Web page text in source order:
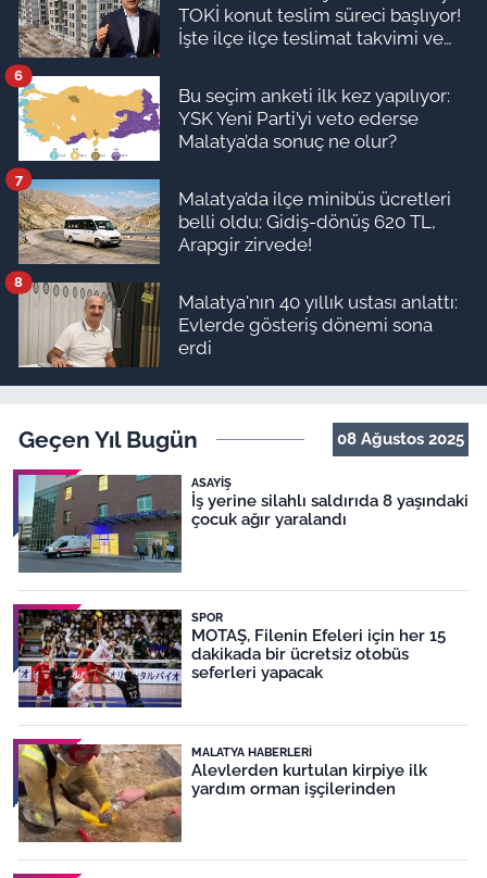
TOKİ konut teslim süreci başlıyor!
İşte ilçe ilçe teslimat takvimi ve
Bu seçim anketi ilk kez yapılıyor:
YSK Yeni Parti’yi veto ederse
Malatya’da sonuç ne olur?
6
Malatya’da ilçe minibüs ücretleri
belli oldu: Gidiş-dönüş 620 TL,
Arapgir zirvede!
7
Malatya'nın 40 yıllık ustası anlattı:
Evlerde gösteriş dönemi sona
erdi
8
Geçen Yıl Bugün 08 Ağustos 2025
ASAYIŞ
İş yerine silahlı saldırıda 8 yaşındaki
çocuk ağır yaralandı
SPOR
MOTAŞ, Filenin Efeleri için her 15
dakikada bir ücretsiz otobüs
seferleri yapacak
MALATYA HABERLERI
Alevlerden kurtulan kirpiye ilk
yardım orman işçilerinden